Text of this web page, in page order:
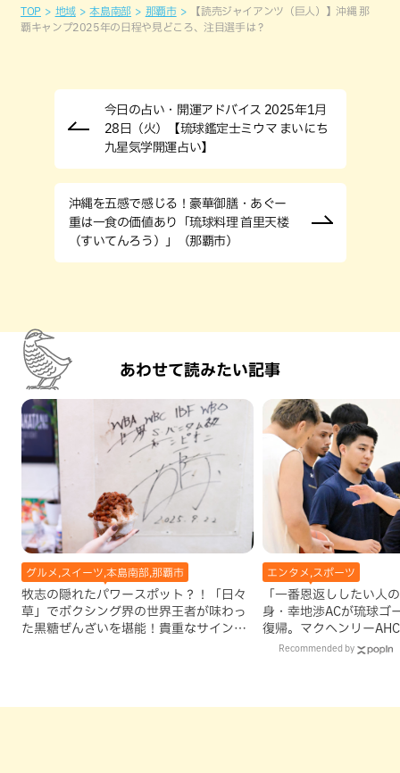
TOP 地域 本島南部 那覇市
【読売ジャイアンツ（巨人）】沖縄 那
覇キャンプ2025年の日程や見どころ、注目選手は？
今日の占い・開運アドバイス 2025年1月
28日（火）【琉球鑑定士ミウマ まいにち
九星気学開運占い】
沖縄を五感で感じる！豪華御膳・あぐー
重は一食の価値あり「琉球料理 首里天楼
（すいてんろう）」（那覇市）
あわせて読みたい記事
グルメ,スイーツ,本島南部,那覇市
牧志の隠れたパワースポット？！「日々
草」でボクシング界の世界王者が味わっ
た黒糖ぜんざいを堪能！貴重なサインと
エンタメ,スポーツ
「一番恩返ししたい人
身・幸地渉ACが琉球ゴ
復帰。マクヘンリー
理由Recommended by